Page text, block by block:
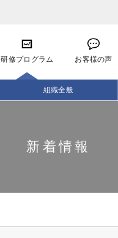
研修プログラム お客様の声
組織全般
新着情報